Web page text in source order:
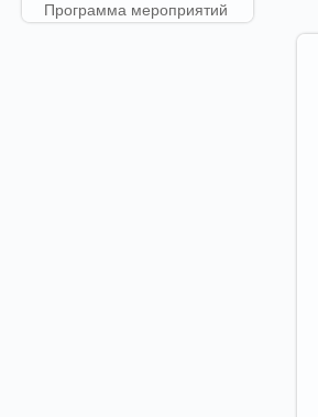
Программа мероприятий